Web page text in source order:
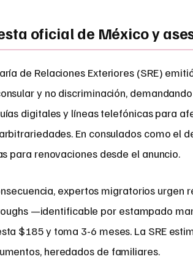
oficial de México y
de Relaciones Exteriores (SRE)
y no discriminación,
digitales y líneas telefónicas para
En consulados como el
para renovaciones desde el anuncio.
expertos migratorios urgen
—identificable por estampado
$185 y toma 3-6 meses. La SRE
heredados de familiares.